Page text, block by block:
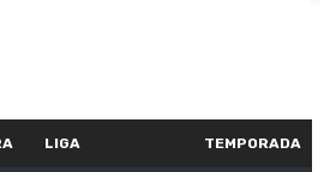
LIGA TEMPORADA